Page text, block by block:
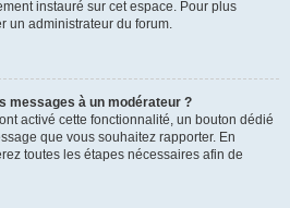
instauré sur cet espace. Pour plus
un administrateur du forum.
messages à un modérateur ?
activé cette fonctionnalité, un bouton dédié
que vous souhaitez rapporter. En
toutes les étapes nécessaires afin de